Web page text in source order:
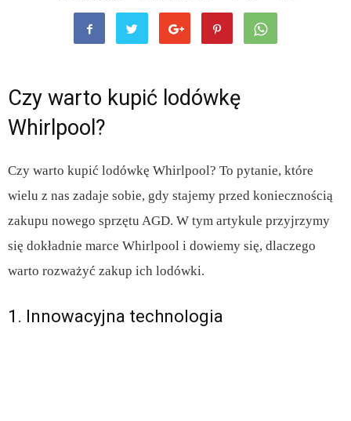
Czy warto kupić lodówkę
Whirlpool?
Czy warto kupić lodówkę Whirlpool? To pytanie, które
wielu z nas zadaje sobie, gdy stajemy przed koniecznością
zakupu nowego sprzętu AGD. W tym artykule przyjrzymy
się dokładnie marce Whirlpool i dowiemy się, dlaczego
warto rozważyć zakup ich lodówki.
1. Innowacyjna technologia